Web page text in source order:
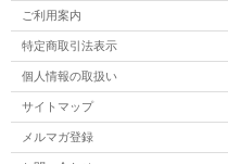
ご利用案内
特定商取引法表示
個人情報の取扱い
サイトマップ
メルマガ登録